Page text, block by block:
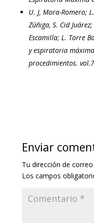
U. J, Mora-Romero;
Zúñiga, S. Cid
Escamilla; L. Torre
y espiratoria
procedimientos.
Enviar
Tu dirección de
Los campos